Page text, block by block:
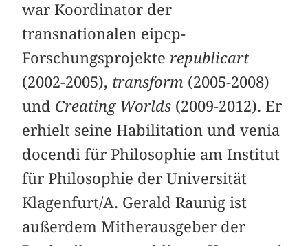
war Koordinator der
transnationalen eipcp-
Forschungsprojekte republicart
(2002-2005), transform (2005-2008)
und Creating Worlds (2009-2012). Er
erhielt seine Habilitation und venia
docendi für Philosophie am Institut
für Philosophie der Universität
Klagenfurt/A. Gerald Raunig ist
außerdem Mitherausgeber der